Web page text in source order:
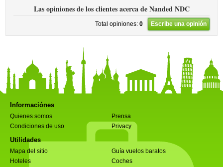
Las opiniones de los clientes acerca de Nanded NDC
Total opiniones: 0 Escribe una opinión
Informaciónes
Quienes somos
Prensa
Condiciones de uso
Privacy
Utilidades
Mapa del sitio
Guía vuelos baratos
Hoteles
Coches